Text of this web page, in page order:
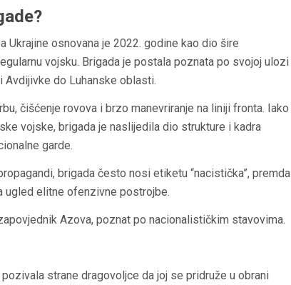
Ukrajine osnovana je 2022. godine kao dio šire
vojsku. Brigada je postala poznata po svojoj ulozi
Avdijivke do Luhanske oblasti.
čišćenje rovova i brzo manevriranje na liniji fronta. Iako
vojske, brigada je naslijedila dio strukture i kadra
garde.
brigada često nosi etiketu “nacistička”, premda
ugled elitne ofenzivne postrojbe.
Azova, poznat po nacionalističkim stavovima.
strane dragovoljce da joj se pridruže u obrani